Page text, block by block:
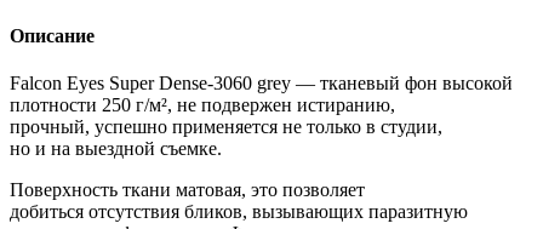
Описание
Falcon Eyes Super Dense-3060 grey — тканевый фон высокой
плотности 250 г/м², не подвержен истиранию,
прочный, успешно применяется не только в студии,
но и на выездной съемке.
Поверхность ткани матовая, это позволяет
добиться отсутствия бликов, вызывающих паразитную